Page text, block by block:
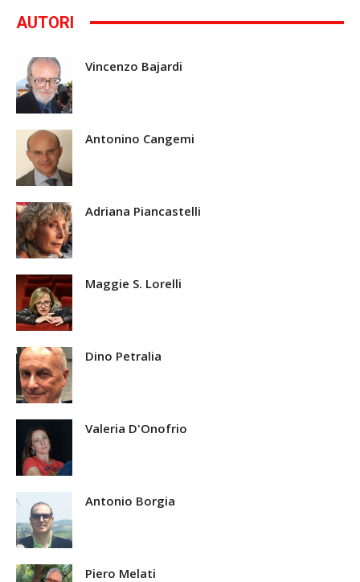
AUTORI
Vincenzo Bajardi
Antonino Cangemi
Adriana Piancastelli
Maggie S. Lorelli
Dino Petralia
Valeria D'Onofrio
Antonio Borgia
Piero Melati